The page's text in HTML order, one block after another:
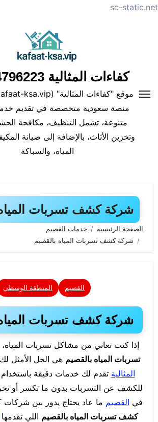
sc-static.net
كفاءات المثالية 01554796223
منصة سعودية متخصصة في تقديم
متنوعة، تشمل التنظيف، مكافحة
وتخزين الأثاث، بالإضافة إلى صيانة
المياه، والسباكة
شركة كشف تسربات
الصفحة الرئيسية
خدمات القصيم
شركة كشف تسربات المياه بالقصيم
القصيم المنطقة الوسطي
شركة كشف تسربات
إذا كنت تعاني من مشاكل تسربات المياه،
تسربات المياه بالقصيم هي الحل الأمثل
المثالية تقدم لك خدمات دقيقة
للكشف عن التسربات بدون ما تكسر أو
في القصيم ما عاد يحتاج يدور بين شركات
كشف تسربات المياه بالقصيم اللي